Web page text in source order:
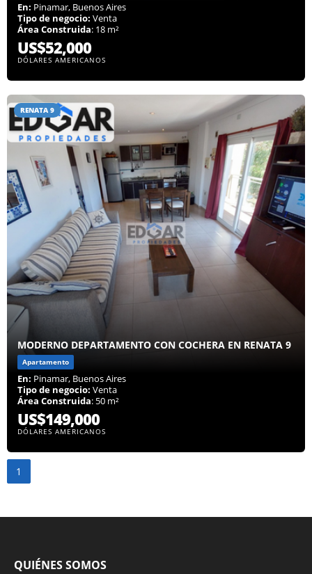
En: Pinamar, Buenos Aires
Tipo de negocio: Venta
Área Construida: 18 m²
US$52,000
DÓLARES AMERICANOS
RENATA 9
MODERNO DEPARTAMENTO CON COCHERA EN RENATA 9
Apartamento
En: Pinamar, Buenos Aires
Tipo de negocio: Venta
Área Construida: 50 m²
US$149,000
DÓLARES AMERICANOS
1
QUIÉNES SOMOS